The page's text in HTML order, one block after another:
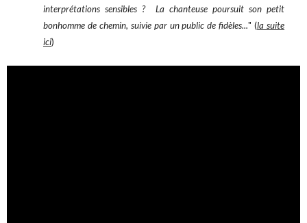
interprétations sensibles ? La chanteuse poursuit son petit
bonhomme de chemin, suivie par un public de fidèles..."(la suite
ici)